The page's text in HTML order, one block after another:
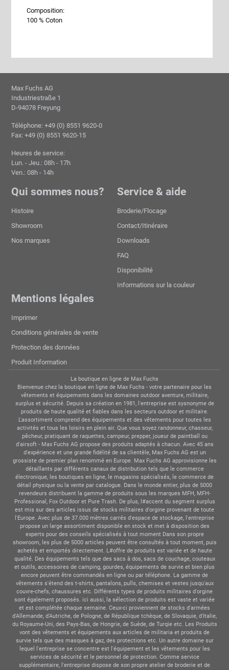
Composition:
100 % Coton
Max Fuchs AG
Industriestraße 1
D-94078 Freyung
Téléphone: +49 (0) 8551 9620-0
Fax: +49 (0) 8551 9620-15
Heures de service:
Lun. - Jeu.: 08h - 17h
Ven.: 08h - 14h
Qui sommes nous?
Histoire
Showroom
Nos marques
Service & aide
Broderie/Flocage
Contact/Itinéraire
Downloads
FAQ
Disponibilité
Informations sur la couleur
Mentions légales
Imprimer
Conditions générales de vente
Protection des données
Produit Information
La boutique en ligne de Max Fuchs
Bienvenue chez la boutique en ligne de Max Fuchs - votre partenaire pour les
vêtements et équipements dans les domaines outdoor aventure, militaire,
surplus et sécurité. Depuis sa création en 1981, l'entreprise est sysnonyme de
produits de haute qualité et fiables dans les secteurs outdoor et militaire.
L'assortiment comprend des équipements et des vêtements pour toutes les
activités et tous les loisirs en plein air. Que vous soyez randonneur, chasseur,
pêcheur, pratiquant de raquettes, campeur, prepper, joueur de paintball ou
d'airsoft - Max Fuchs AG propose des produits adaptés à chacun. Avec 45 ans
d'expérience et une grande fidélité de sa clientèle, Max Fuchs AG est un
grossiste de premier plan renommé en Europe. Max Fuchs AG approvisionne les
détaillants par différents canaux de distribution tels que le commerce
électronique, les boutiques en ligne, le magasins spécialisés, le commerce de
détail physique ou la vente par catalogue. Dans le monde entier, plus de 5000
revendeurs distribuent la gamme de produits sous les marques MFH, MFH-
Professional, Fox Outdoor et Pure Trash. De plus, l#accent du segment surplus
est mis sur des articles issus de stocks militaires d'orgine provenant de toute
l'Europe. Avec plus de 37.000 mètres carrés d'espace de stockage, l'entreprise
propose un large assortiment disponible en stock et met à disposition des
experts pour des conseils spécialisés à tout moment Dans son propre
showroom, les plus de 5000 articles peuvent être consultés à tout moment, puis
achetés et emportés directement. L#offre de produits est variée et de haute
qualité. Des équipements tels que des sacs à dos, sacs de couchage, couteaux
et outils, accessoires de camping, gourdes, équipements de survie et bien plus
encore peuvent être commandés en ligne ou par téléphone. La gamme de
vêtements s'étend des t-shirts, pantalons, pulls, chemises et vestes jusqu'aux
couvre-chefs, chaussures etc. Différents types de produits militaires d'orgine
sont également proposés. ici aussi, la sélection de produits est vaste et variée
et est complétée chaque semaine. Ceux-ci proviennent de stocks d'armées
d'Allemande, d'Autriche, de Pologne, de République tchèque, de Slovaquie, d'Italie,
du Royaume-Uni, des Pays-Bas, de Hongrie, de Suède, de Turqie etc. Les Produits
vont des vêtements et équipements aux articles de militaria et produits de
survie tels que des masques à gaz, des protections etc. Un autre domaine sur
lequel l'entreprise se concentre est l'équipement et les vêtements pour les
services de sécurité et le personnel de protection. Comme service
supplémentaire, l'entreprise dispose de son propre atelier de broderie et de